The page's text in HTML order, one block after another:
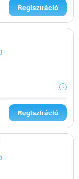
Regisztráció
Regisztráció